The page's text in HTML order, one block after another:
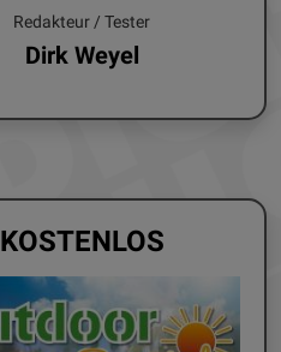
Redakteur / Tester
Dirk Weyel
KOSTENLOS